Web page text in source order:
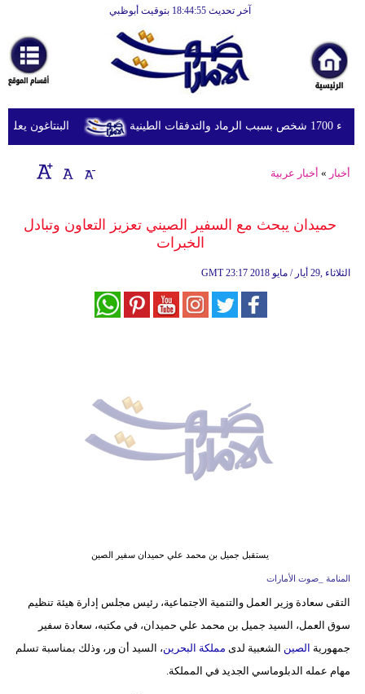
آخر تحديث 18:44:55 بتوقيت أبوظبي
أخبارعاجلة
رياضة
ثقافة
إقتصاد
وموسيقى
إسلامية
علوم
البنتاغون يعلن
أخبار » أخبار عربية
حميدان يبحث مع السفير الصيني تعزيز التعاون وتبادل
الخبرات
GMT 23:17 2018 الثلاثاء ,29 أيار / مايو
يستقبل جميل بن محمد علي حميدان سفير الصين
المنامة _صوت الأمارات
التقى سعادة وزير العمل والتنمية الاجتماعية، رئيس مجلس إدارة هيئة تنظيم
سوق العمل، السيد جميل بن محمد علي حميدان، في مكتبه، سعادة سفير
جمهورية الصين الشعبية لدى مملكة البحرين، السيد أن ور، وذلك بمناسبة تسلم
مهام عمله الدبلوماسي الجديد في المملكة.